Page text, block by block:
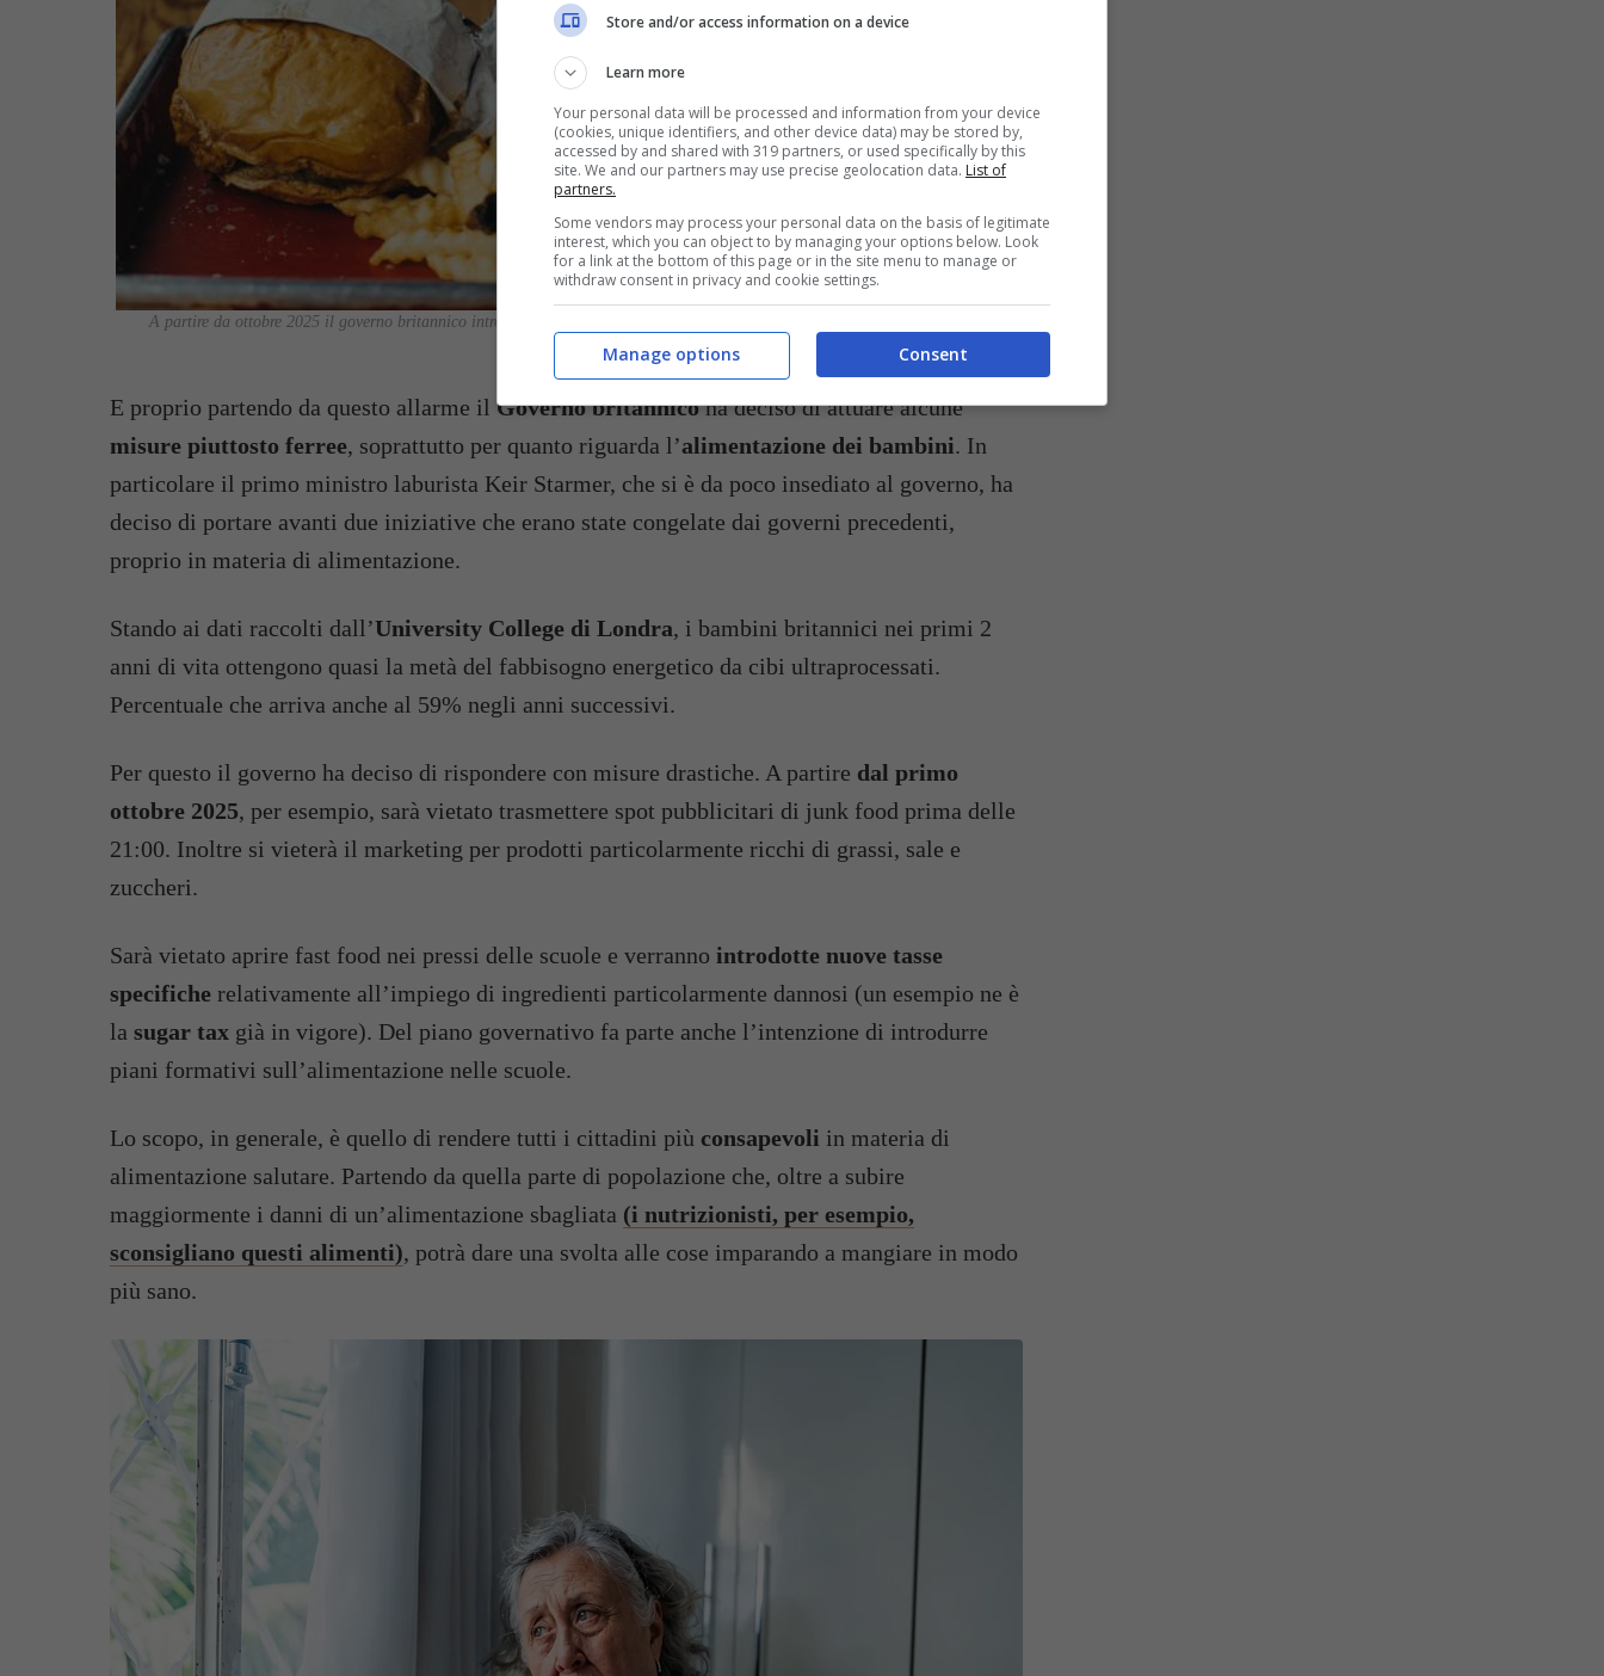
A partire da ottobre 2025 il governo britannico introdurrà alcuni divieti in materia di produzione, vendita e promozione di cibi
ultraprocessati (Buttalapasta.it)
E proprio partendo da questo allarme il Governo britannicoha deciso di attuare alcune
misure piuttosto ferree, soprattutto per quanto riguarda l’alimentazione dei bambini. In
particolare il primo ministro laburista Keir Starmer, che si è da poco insediato al governo, ha
deciso di portare avanti due iniziative che erano state congelate dai governi precedenti,
proprio in materia di alimentazione.
Stando ai dati raccolti dall’University College di Londra, i bambini britannici nei primi 2
anni di vita ottengono quasi la metà del fabbisogno energetico da cibi ultraprocessati.
Percentuale che arriva anche al 59% negli anni successivi.
Per questo il governo ha deciso di rispondere con misure drastiche. A partire dal primo
ottobre 2025, per esempio, sarà vietato trasmettere spot pubblicitari di junk food prima delle
21:00. Inoltre si vieterà il marketing per prodotti particolarmente ricchi di grassi, sale e
zuccheri.
Sarà vietato aprire fast food nei pressi delle scuole e verranno introdotte nuove tasse
specifiche relativamente all’impiego di ingredienti particolarmente dannosi (un esempio ne è
la sugar tax già in vigore). Del piano governativo fa parte anche l’intenzione di introdurre
piani formativi sull’alimentazione nelle scuole.
Lo scopo, in generale, è quello di rendere tutti i cittadini più consapevoli in materia di
alimentazione salutare. Partendo da quella parte di popolazione che, oltre a subire
maggiormente i danni di un’alimentazione sbagliata (i nutrizionisti, per esempio,
sconsigliano questi alimenti), potrà dare una svolta alle cose imparando a mangiare in modo
più sano.
Store and/or access information on a device
Learn more
Your personal data will be processed and information from your device
(cookies, unique identifiers, and other device data) may be stored by,
accessed by and shared with 319 partners, or used specifically by this
site. We and our partners may use precise geolocation data. List of
partners.
Some vendors may process your personal data on the basis of legitimate
interest, which you can object to by managing your options below. Look
for a link at the bottom of this page or in the site menu to manage or
withdraw consent in privacy and cookie settings.
Consent
Manage options